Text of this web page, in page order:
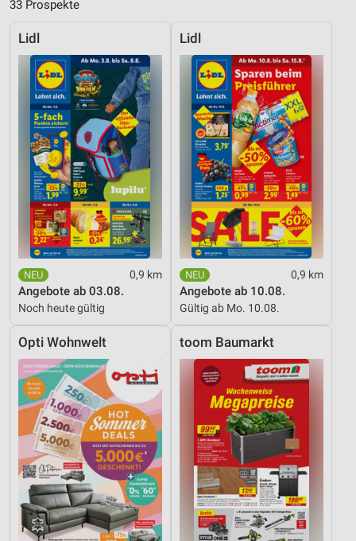
33 Prospekte
Lidl
0,9 km
Angebote ab 03.08.
Noch heute gültig
Lidl
0,9 km
Angebote ab 10.08.
Gültig ab Mo. 10.08.
Opti Wohnwelt toom Baumarkt